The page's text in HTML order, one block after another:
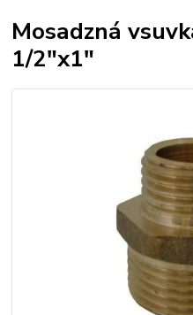
Mosadzná
1/2"x1"